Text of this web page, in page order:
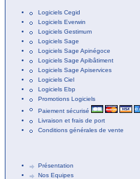
Logiciels Cegid
Logiciels Everwin
Logiciels Gestimum
Logiciels Sage
Logiciels Sage Apinégoce
Logiciels Sage Apibâtiment
Logiciels Sage Apiservices
Logiciels Ciel
Logiciels Ebp
Promotions Logiciels
Paiement sécurisé
Livraison et frais de port
Conditions générales de vente
Présentation
Nos Equipes